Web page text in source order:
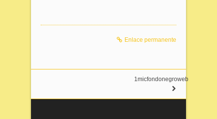
Enlace permanente
1micfondonegroweb